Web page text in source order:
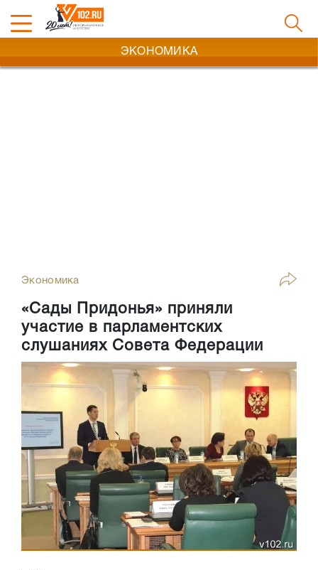
ЭКОНОМИКА
Экономика
«Сады Придонья» приняли
участие в парламентских
слушаниях Совета Федерации